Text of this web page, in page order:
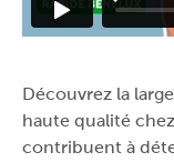
Découvrez la
haute qualité
contribuent à